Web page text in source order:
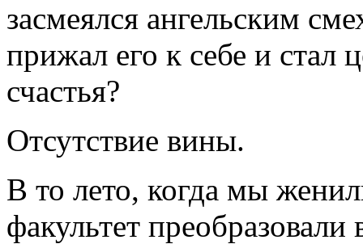
засмеялся ангельским
прижал его к себе и стал
счастья?
Отсутствие вины.
В то лето, когда мы
факультет